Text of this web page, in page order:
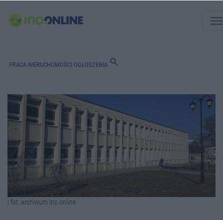
PRACA NIERUCHOMOŚCI OGŁOSZENIA search
| fot. archiwum Ino.online